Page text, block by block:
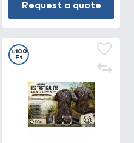
Request a quote
+100
Ft